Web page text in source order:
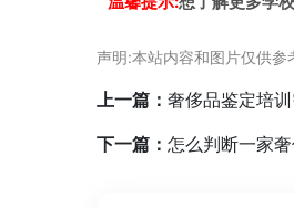
声明:本站内容和图片仅供
上一篇： 奢侈品鉴定培
下一篇： 怎么判断一家